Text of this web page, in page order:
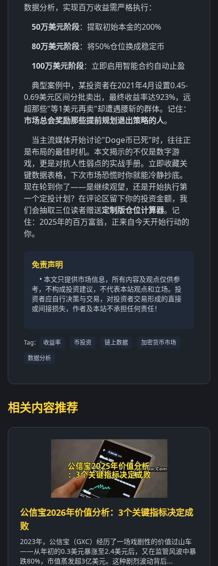
数据分析，实现百万收益需严格执行：
50万美元阶段：提取初始本金的200%
80万美元阶段：将50%仓位换成稳定币
100万美元阶段：立即启用智能合约自动止盈
典型案例中，某投资者在2021年4月设置0.45-
0.69美元区间分批卖出，最终收益率达923%，远
超那些"等1美元再卖"却遭遇腰斩的群体。记住：
市场总会奖励那些提前规划退出策略的人。
当主流媒体开始讨论"Doge币已死"时，往往正
是布局的最佳时机。本文揭示的不仅是数字游
戏，更是对抗人性弱点的实战手册。立即收藏关
键数据表格，下次市场恐慌时你就能冷静抄底。
现在轮到你了——是继续观望，还是开始执行第
一个定投计划？在评论区留下你的投资金额，我
们会抽取三位读者赠送定制版仓位计算器。记
住：2025年的百万富翁，正来自今天开始行动的
你。
免责声明
• 本文只提供市场信息，所有内容及观点仅供参
考，不构成投资建议，不代表本站观点和立场。投
资者应自行决策与交易，对投资者交易形成的直接
或间接损失，作者及本站不承担任何责任！
Tag： 收益率 币投资 链上数据
加密货币市场
数据分析
相关内容推荐
公信宝2026年价值分析：3个关键指标决定成
败
2023年，公信宝（GXC）经历了一场戏剧性的价值过山车
——从年初的0.3美元暴涨至2.4美元后，又在监管风波中暴
跌80%，市值蒸发超3亿美元。这种剧烈波动背后...